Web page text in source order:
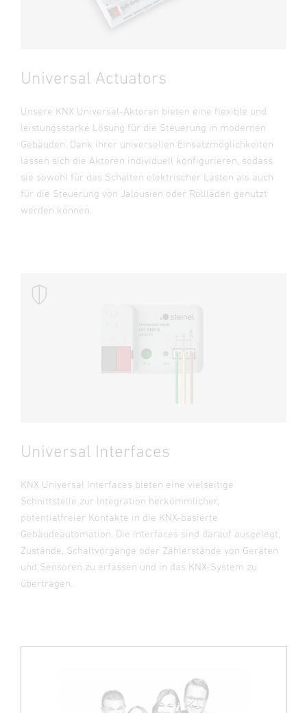
Universal Actuators
Unsere KNX Universal-Aktoren bieten eine flexible und
leistungsstarke Lösung für die Steuerung in modernen
Gebäuden. Dank ihrer universellen Einsatzmöglichkeiten
lassen sich die Aktoren individuell konfigurieren, sodass
sie sowohl für das Schalten elektrischer Lasten als auch
für die Steuerung von Jalousien oder Rollläden genutzt
werden können.
Universal Interfaces
KNX Universal Interfaces bieten eine vielseitige
Schnittstelle zur Integration herkömmlicher,
potentialfreier Kontakte in die KNX-basierte
Gebäudeautomation. Die Interfaces sind darauf ausgelegt,
Zustände, Schaltvorgänge oder Zählerstände von Geräten
und Sensoren zu erfassen und in das KNX-System zu
übertragen.